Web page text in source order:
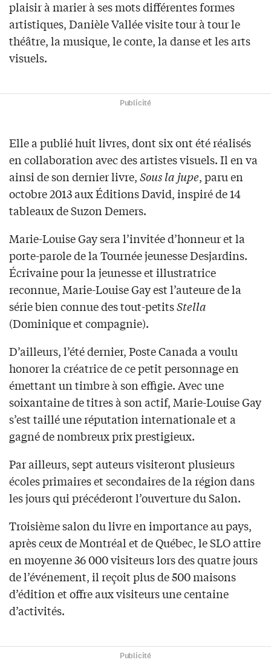
plaisir à marier à ses mots différentes formes
artistiques, Danièle Vallée visite tour à tour le
théâtre, la musique, le conte, la danse et les arts
visuels.
Publicité
Elle a publié huit livres, dont six ont été réalisés
en collaboration avec des artistes visuels. Il en va
ainsi de son dernier livre,Sous la jupe, paru en
octobre 2013 aux Éditions David, inspiré de 14
tableaux de Suzon Demers.
Marie-Louise Gay sera l’invitée d’honneur et la
porte-parole de la Tournée jeunesse Desjardins.
Écrivaine pour la jeunesse et illustratrice
reconnue, Marie-Louise Gay est l’auteure de la
série bien connue des tout-petitsStella
(Dominique et compagnie).
D’ailleurs, l’été dernier, Poste Canada a voulu
honorer la créatrice de ce petit personnage en
émettant un timbre à son effigie. Avec une
soixantaine de titres à son actif, Marie-Louise Gay
s’est taillé une réputation internationale et a
gagné de nombreux prix prestigieux.
Par ailleurs, sept auteurs visiteront plusieurs
écoles primaires et secondaires de la région dans
les jours qui précéderont l’ouverture du Salon.
Troisième salon du livre en importance au pays,
après ceux de Montréal et de Québec, le SLO attire
en moyenne 36 000 visiteurs lors des quatre jours
de l’événement, il reçoit plus de 500 maisons
d’édition et offre aux visiteurs une centaine
d’activités.
Publicité